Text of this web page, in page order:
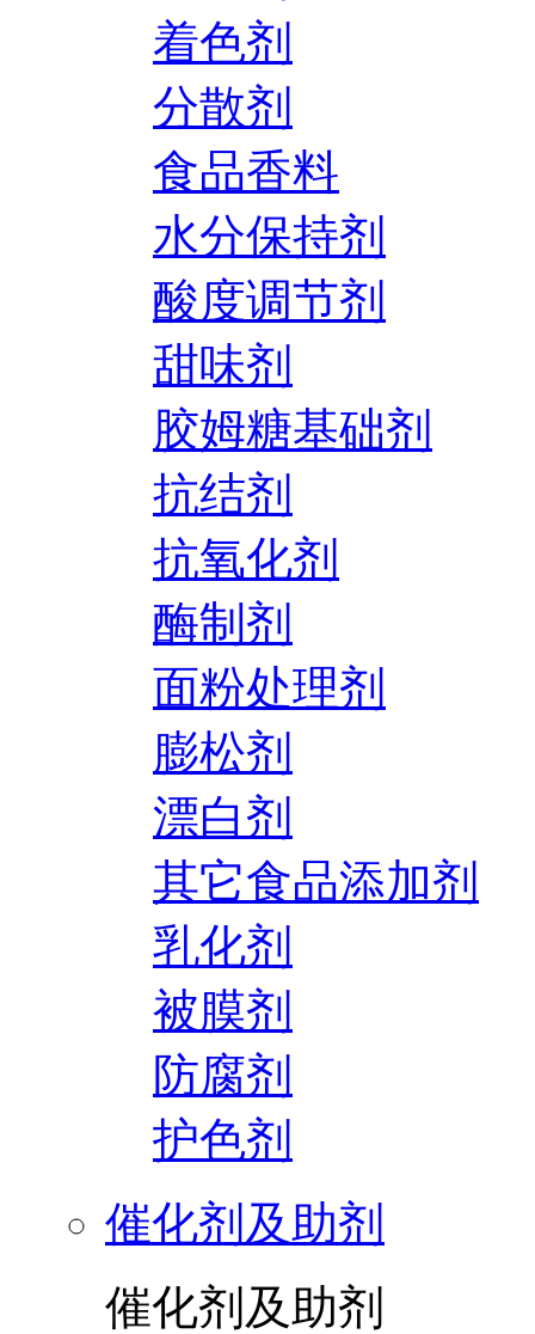
着色剂
分散剂
食品香料
水分保持剂
酸度调节剂
甜味剂
胶姆糖基础剂
抗结剂
抗氧化剂
酶制剂
面粉处理剂
膨松剂
漂白剂
其它食品添加剂
乳化剂
被膜剂
防腐剂
护色剂
催化剂及助剂
催化剂及助剂